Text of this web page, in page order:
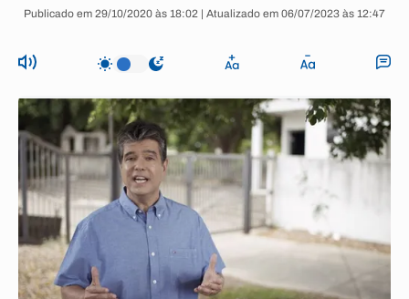
Publicado em 29/10/2020 às 18:02 | Atualizado em 06/07/2023 às 12:47